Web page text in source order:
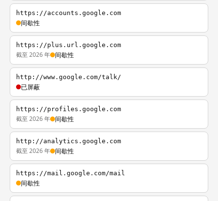
https://accounts.google.com
间歇性
https://plus.url.google.com
截至 2026 年 间歇性
http://www.google.com/talk/
已屏蔽
https://profiles.google.com
截至 2026 年 间歇性
http://analytics.google.com
截至 2026 年 间歇性
https://mail.google.com/mail
间歇性